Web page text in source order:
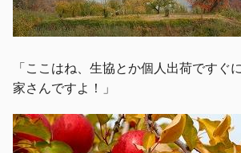
「ここはね、生協とか個人出荷ですぐ
家さんですよ！」